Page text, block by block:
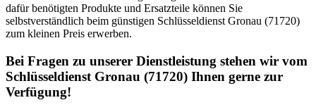
dafür benötigten Produkte und Ersatzteile können Sie
selbstverständlich beim günstigen Schlüsseldienst Gronau (71720)
zum kleinen Preis erwerben.
Bei Fragen zu unserer Dienstleistung stehen wir vom
Schlüsseldienst Gronau (71720) Ihnen gerne zur
Verfügung!